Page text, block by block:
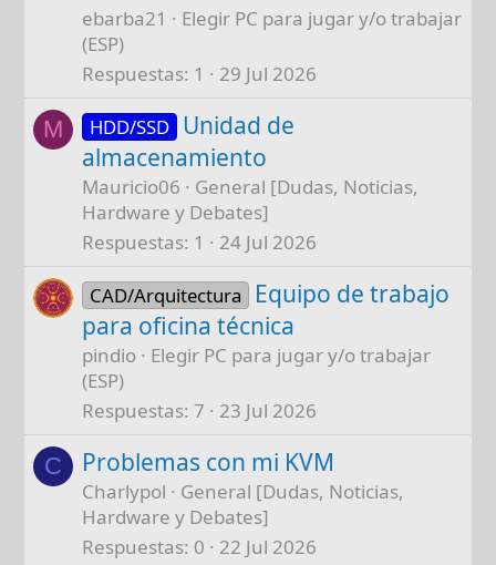
ebarba21
Elegir PC para jugar y/o trabajar
(ESP)
Respuestas 1 29 Jul 2026
M HDD/SSD Unidad de
almacenamiento
Mauricio06
General [Dudas, Noticias,
Hardware y Debates]
Respuestas 1 24 Jul 2026
CAD/Arquitectura
Equipo de trabajo
para oficina técnica
pindio
Elegir PC para jugar y/o trabajar
(ESP)
Respuestas 7 23 Jul 2026
C Problemas con mi KVM
Charlypol
General [Dudas, Noticias,
Hardware y Debates]
Respuestas 0 22 Jul 2026